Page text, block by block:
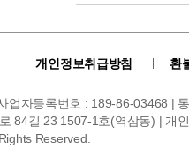
개인정보취급방침 환
업자등록번호 : 189-86-03468 |
84길 23 1507-1호(역삼동) | 개
Reserved.